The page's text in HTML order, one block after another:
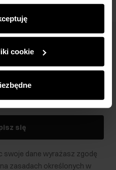
ich preferencji treści,
reklamowe informujące o
sklepie. Informacje o tym,
reklamowym i
połączyć te informacje z
cookie
i promocjami!
się
dane wyrażasz zgodę
zasadach określonych w